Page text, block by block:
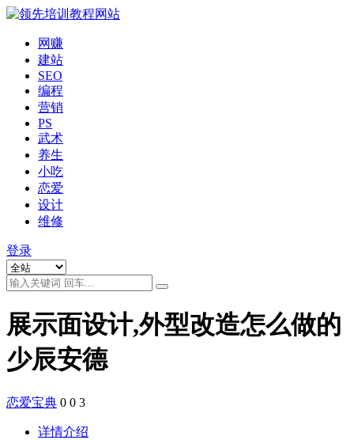
网赚
建站
SEO
编程
营销
PS
武术
养生
小吃
恋爱
设计
维修
登录
展示面设计,外型改造怎么做的
少辰安德
恋爱宝典 0 0 3
详情介绍